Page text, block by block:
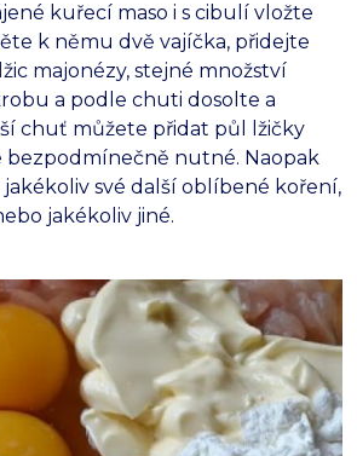
kuřecí maso i s cibulí vložte
k němu dvě vajíčka, přidejte
majonézy, stejné množství
a podle chuti dosolte a
chuť můžete přidat půl lžičky
nutné. Naopak
své další oblíbené koření,
jakékoliv jiné.